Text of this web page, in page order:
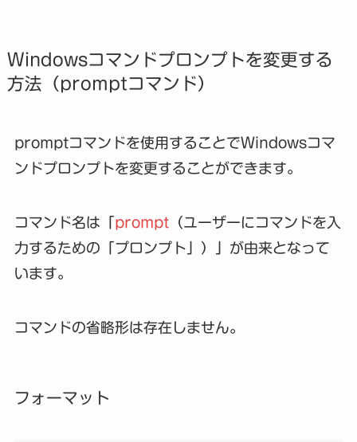
Windowsコマンドプロンプトを変更する
方法（promptコマンド）
promptコマンドを使用することでWindowsコマ
ンドプロンプトを変更することができます。
コマンド名は「prompt（ユーザーにコマンドを入
力するための「プロンプト」）」が由来となって
います。
コマンドの省略形は存在しません。
フォーマット